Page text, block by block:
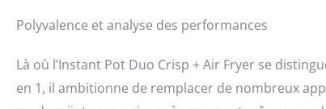
Polyvalence et analyse des performances
Là où l’Instant Pot Duo Crisp + Air Fryer se
en 1, il ambitionne de remplacer de nombreux